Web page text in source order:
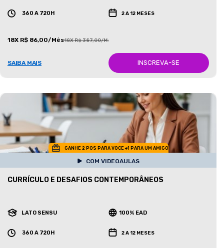
360 A 720H 2 A 12 MESES
18X R$ 86,00/Mês18X R$ 387,00/Mês
SAIBA MAIS INSCREVA-SE
GANHE 2 POS PARA VOCE +1 PARA UM AMIGO
COM VIDEOAULAS
CURRÍCULO E DESAFIOS CONTEMPORÂNEOS
LATO SENSU 100% EAD
360 A 720H 2 A 12 MESES